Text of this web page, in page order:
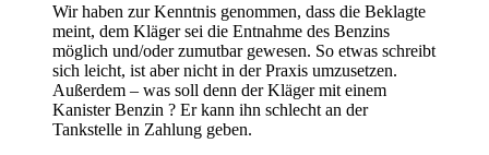
Wir haben zur Kenntnis genommen, dass die Beklagte
meint, dem Kläger sei die Entnahme des Benzins
möglich und/oder zumutbar gewesen. So etwas schreibt
sich leicht, ist aber nicht in der Praxis umzusetzen.
Außerdem – was soll denn der Kläger mit einem
Kanister Benzin ? Er kann ihn schlecht an der
Tankstelle in Zahlung geben.